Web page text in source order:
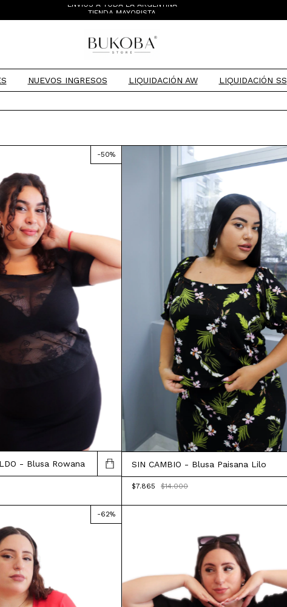
TIENDA MAYORISTA
NUEVOS INGRESOS LIQUIDACIÓN AW LIQUIDACIÓN SS
-50%
- Blusa Rowana SIN CAMBIO - Blusa Paisana Lilo
$7.865 $14.000
-62%